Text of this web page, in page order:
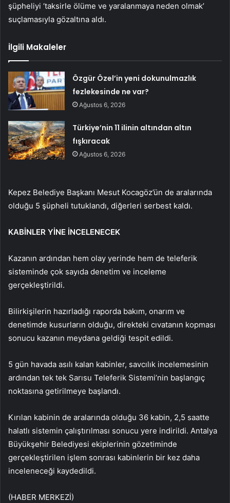
şüpheliyi ‘taksirle ölüme ve yaralanmaya neden olmak’
suçlamasıyla gözaltına aldı.
İlgili Makaleler
Özgür Özel’in yeni dokunulmazlık
fezlekesinde ne var?
Ağustos 6, 2026
Türkiye’nin 11 ilinin altından altın
fışkıracak
Ağustos 6, 2026
Kepez Belediye Başkanı Mesut Kocagöz’ün de aralarında
olduğu 5 şüpheli tutuklandı, diğerleri serbest kaldı.
KABİNLER YİNE İNCELENECEK
Kazanın ardından hem olay yerinde hem de teleferik
sisteminde çok sayıda denetim ve inceleme
gerçekleştirildi.
Bilirkişilerin hazırladığı raporda bakım, onarım ve
denetimde kusurların olduğu, direkteki cıvatanın kopması
sonucu kazanın meydana geldiği tespit edildi.
5 gün havada asılı kalan kabinler, savcılık incelemesinin
ardından tek tek Sarısu Teleferik Sistemi’nin başlangıç
noktasına getirilmeye başlandı.
Kırılan kabinin de aralarında olduğu 36 kabin, 2,5 saatte
halatlı sistemin çalıştırılması sonucu yere indirildi. Antalya
Büyükşehir Belediyesi ekiplerinin gözetiminde
gerçekleştirilen işlem sonrası kabinlerin bir kez daha
inceleneceği kaydedildi.
(HABER MERKEZİ)